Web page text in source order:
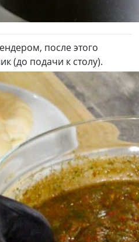
после этого
(до подачи к столу).